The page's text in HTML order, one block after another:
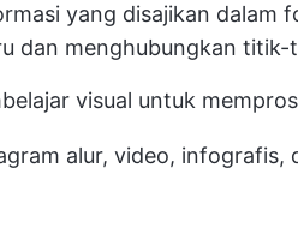
yang disajikan dalam
dan menghubungkan titik-
visual untuk
alur, video, infografis,